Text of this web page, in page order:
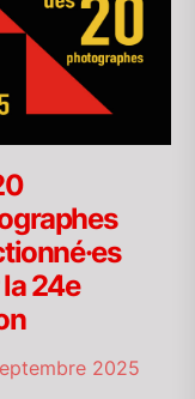
24e
2025